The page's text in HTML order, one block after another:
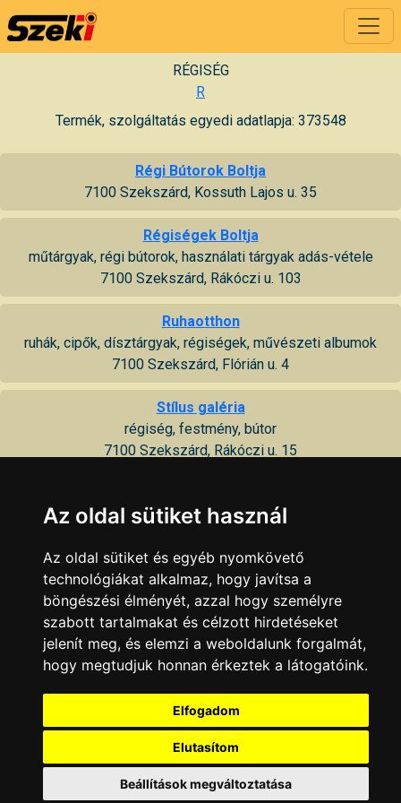
RÉGISÉG
R
Termék, szolgáltatás egyedi adatlapja: 373548
Régi Bútorok Boltja
7100 Szekszárd, Kossuth Lajos u. 35
Régiségek Boltja
műtárgyak, régi bútorok, használati tárgyak adás-vétele
7100 Szekszárd, Rákóczi u. 103
Ruhaotthon
ruhák, cipők, dísztárgyak, régiségek, művészeti albumok
7100 Szekszárd, Flórián u. 4
Stílus galéria
régiség, festmény, bútor
7100 Szekszárd, Rákóczi u. 15
Minden jog fenntartva © 2002 - 2026 Szeki.hu
Az oldal sütiket használ
Az oldal sütiket és egyéb nyomkövető
technológiákat alkalmaz, hogy javítsa a
böngészési élményét, azzal hogy személyre
szabott tartalmakat és célzott hirdetéseket
jelenít meg, és elemzi a weboldalunk forgalmát,
hogy megtudjuk honnan érkeztek a látogatóink.
Elfogadom
Elutasítom
Beállítások megváltoztatása